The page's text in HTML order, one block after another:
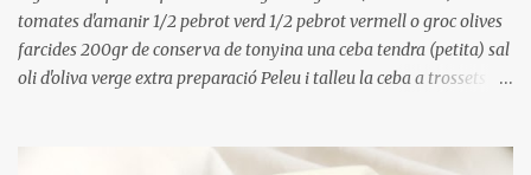
tomates d'amanir 1/2 pebrot verd 1/2 pebrot vermell o groc olives
farcides 200gr de conserva de tonyina una ceba tendra (petita) sal
oli d'oliva verge extra preparació Peleu i talleu la ceba a trossets i
Renteu les tomates i talleu-les a octaus. Talleu les olives a